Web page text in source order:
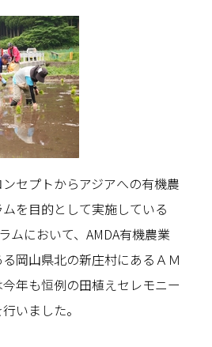
セプトからアジアへの有機農
を目的として実施している
ムにおいて、AMDA有機農業
岡山県北の新庄村にあるＡＭ
年も恒例の田植えセレモニー
いました。